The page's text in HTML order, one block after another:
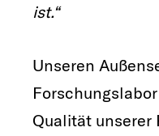
ist.“
Unseren
Qualität unserer